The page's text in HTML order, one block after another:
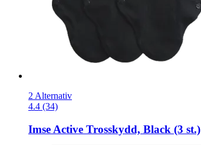
2 Alternativ
4.4 (34)
Imse Active Trosskydd, Black (3 st.)